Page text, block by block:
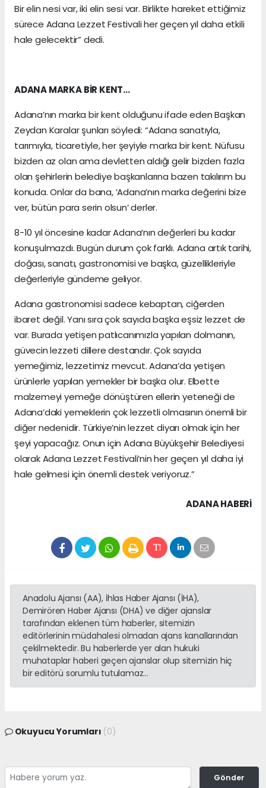
Bir elin nesi var, iki elin sesi var. Birlikte hareket ettiğimiz
sürece Adana Lezzet Festivali her geçen yıl daha etkili
hale gelecektir” dedi.
ADANA MARKA BİR KENT…
Adana’nın marka bir kent olduğunu ifade eden Başkan
Zeydan Karalar şunları söyledi: “Adana sanatıyla,
tarımıyla, ticaretiyle, her şeyiyle marka bir kent. Nüfusu
bizden az olan ama devletten aldığı gelir bizden fazla
olan şehirlerin belediye başkanlarına bazen takılırım bu
konuda. Onlar da bana, ‘Adana’nın marka değerini bize
ver, bütün para serin olsun’ derler.
8-10 yıl öncesine kadar Adana’nın değerleri bu kadar
konuşulmazdı. Bugün durum çok farklı. Adana artık tarihi,
doğası, sanatı, gastronomisi ve başka, güzellikleriyle
değerleriyle gündeme geliyor.
Adana gastronomisi sadece kebaptan, ciğerden
ibaret değil. Yanı sıra çok sayıda başka eşsiz lezzet de
var. Burada yetişen patlıcanımızla yapılan dolmanın,
güvecin lezzeti dillere destandır. Çok sayıda
yemeğimiz, lezzetimiz mevcut. Adana’da yetişen
ürünlerle yapılan yemekler bir başka olur. Elbette
malzemeyi yemeğe dönüştüren ellerin yeteneği de
Adana’daki yemeklerin çok lezzetli olmasının önemli bir
diğer nedenidir. Türkiye’nin lezzet diyarı olmak için her
şeyi yapacağız. Onun için Adana Büyükşehir Belediyesi
olarak Adana Lezzet Festivali’nin her geçen yıl daha iyi
hale gelmesi için önemli destek veriyoruz.”
ADANA HABERİ
Anadolu Ajansı (AA), İhlas Haber Ajansı (İHA),
Demirören Haber Ajansı (DHA) ve diğer ajanslar
tarafından eklenen tüm haberler, sitemizin
editörlerinin müdahalesi olmadan ajans kanallarından
çekilmektedir. Bu haberlerde yer alan hukuki
muhataplar haberi geçen ajanslar olup sitemizin hiç
bir editörü sorumlu tutulamaz...
Okuyucu Yorumları (0)
Gönder